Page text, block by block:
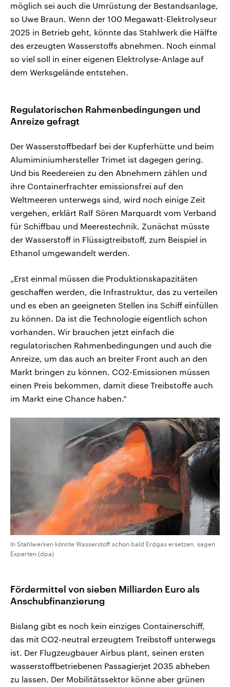
möglich sei auch die Umrüstung der Bestandsanlage,
so Uwe Braun. Wenn der 100 Megawatt-Elektrolyseur
2025 in Betrieb geht, könnte das Stahlwerk die Hälfte
des erzeugten Wasserstoffs abnehmen. Noch einmal
so viel soll in einer eigenen Elektrolyse-Anlage auf
dem Werksgelände entstehen.
Regulatorischen Rahmenbedingungen und
Anreize gefragt
Der Wasserstoffbedarf bei der Kupferhütte und beim
Alumiminiumhersteller Trimet ist dagegen gering.
Und bis Reedereien zu den Abnehmern zählen und
ihre Containerfrachter emissionsfrei auf den
Weltmeeren unterwegs sind, wird noch einige Zeit
vergehen, erklärt Ralf Sören Marquardt vom Verband
für Schiffbau und Meerestechnik. Zunächst müsste
der Wasserstoff in Flüssigtreibstoff, zum Beispiel in
Ethanol umgewandelt werden.
„Erst einmal müssen die Produktionskapazitäten
geschaffen werden, die Infrastruktur, das zu verteilen
und es eben an geeigneten Stellen ins Schiff einfüllen
zu können. Da ist die Technologie eigentlich schon
vorhanden. Wir brauchen jetzt einfach die
regulatorischen Rahmenbedingungen und auch die
Anreize, um das auch an breiter Front auch an den
Markt bringen zu können. CO2-Emissionen müssen
einen Preis bekommen, damit diese Treibstoffe auch
im Markt eine Chance haben.“
In Stahlwerken könnte Wasserstoff schon bald Erdgas ersetzen, sagen
Experten (dpa)
Fördermittel von sieben Milliarden Euro als
Anschubfinanzierung
Bislang gibt es noch kein einziges Containerschiff,
das mit CO2-neutral erzeugtem Treibstoff unterwegs
ist. Der Flugzeugbauer Airbus plant, seinen ersten
wasserstoffbetriebenen Passagierjet 2035 abheben
zu lassen. Der Mobilitätssektor könne aber grünen